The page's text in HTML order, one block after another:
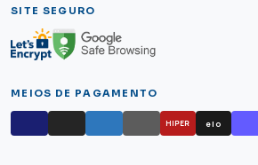
SITE SEGURO
MEIOS DE PAGAMENTO
HIPER elo